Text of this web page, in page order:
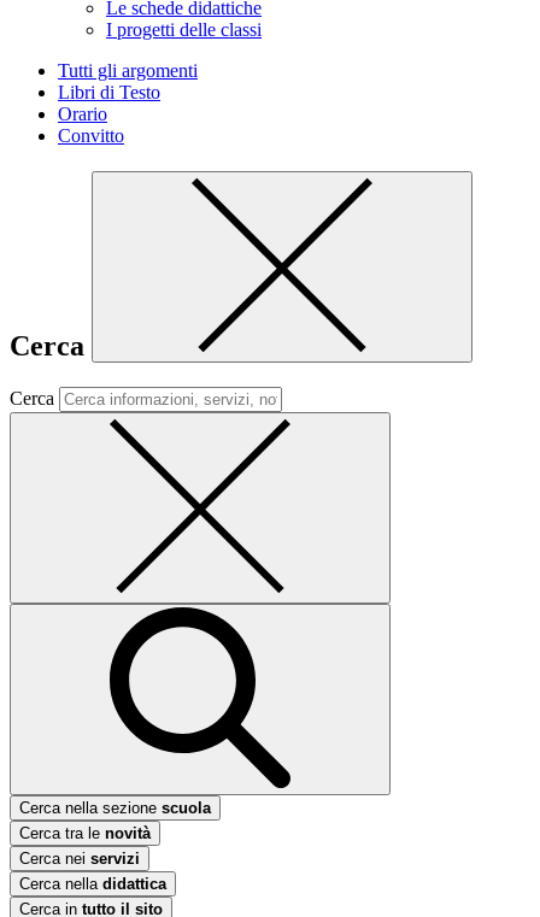
Le schede didattiche
I progetti delle classi
Tutti gli argomenti
Libri di Testo
Orario
Convitto
Cerca
Cerca
Cerca nella sezione scuola
Cerca tra le novità
Cerca nei servizi
Cerca nella didattica
Cerca in tutto il sito